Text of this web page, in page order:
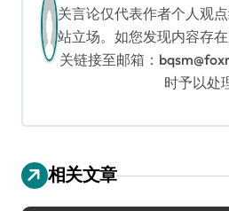
关言论仅代表作者个人观
站立场。如您发现内容存
关链接至邮箱：
时予以处
相关文章